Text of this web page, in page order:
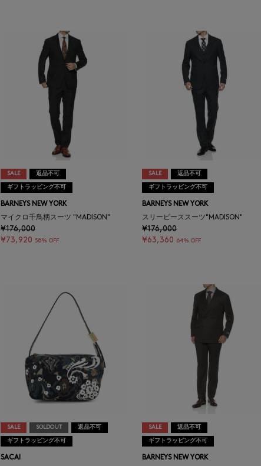
SALE 返品不可
ギフトラッピング不可
BARNEYS NEW YORK
マイクロ千鳥柄スーツ "MADISON"
¥176,000
¥73,920 58% OFF
SALE 返品不可
ギフトラッピング不可
BARNEYS NEW YORK
スリーピーススーツ"MADISON"
¥176,000
¥63,360 64% OFF
SALE SOLDOUT 返品不可
ギフトラッピング不可
SACAI
SALE 返品不可
ギフトラッピング不可
BARNEYS NEW YORK